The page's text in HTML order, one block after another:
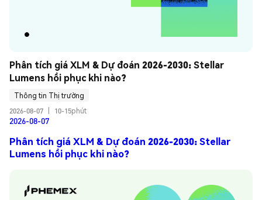
Phân tích giá XLM & Dự đoán 2026-2030: Stellar
Lumens hồi phục khi nào?
Thông tin Thị trường
2026-08-07
10-15phút
2026-08-07
Phân tích giá XLM & Dự đoán 2026-2030: Stellar
Lumens hồi phục khi nào?